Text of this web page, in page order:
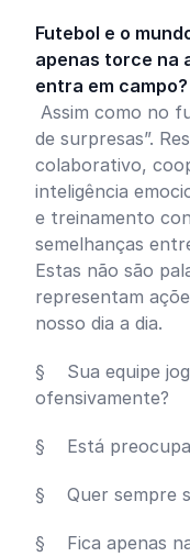
Futebol e o
apenas torce na
entra em campo?
Assim como no
de surpresas”.
colaborativo,
inteligência
e treinamento
semelhanças
Estas não são
representam
nosso dia a dia.
§ Sua equipe
ofensivamente?
§ Está
§ Quer sempre
§ Fica apenas